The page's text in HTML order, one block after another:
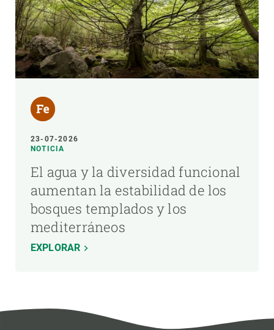
23-07-2026
NOTICIA
El agua y la diversidad funcional
aumentan la estabilidad de los
bosques templados y los
mediterráneos
EXPLORAR